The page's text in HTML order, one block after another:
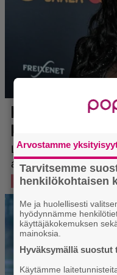
Arvostamme
Tarvitsemme
henkilökohtaisen
Me ja huolellisesti
hyödynnämme
käyttäjäkokemuksen
mainoksia.
Hyväksymällä suostut
Käytämme